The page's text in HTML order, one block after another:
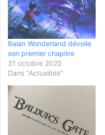
Balan Wonderland dévoile
son premier chapitre
31 octobre 2020
Dans "Actualités"